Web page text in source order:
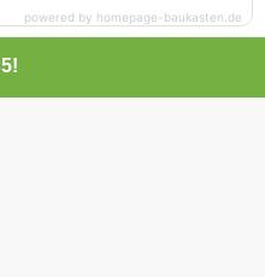
powered by homepage-baukasten.de